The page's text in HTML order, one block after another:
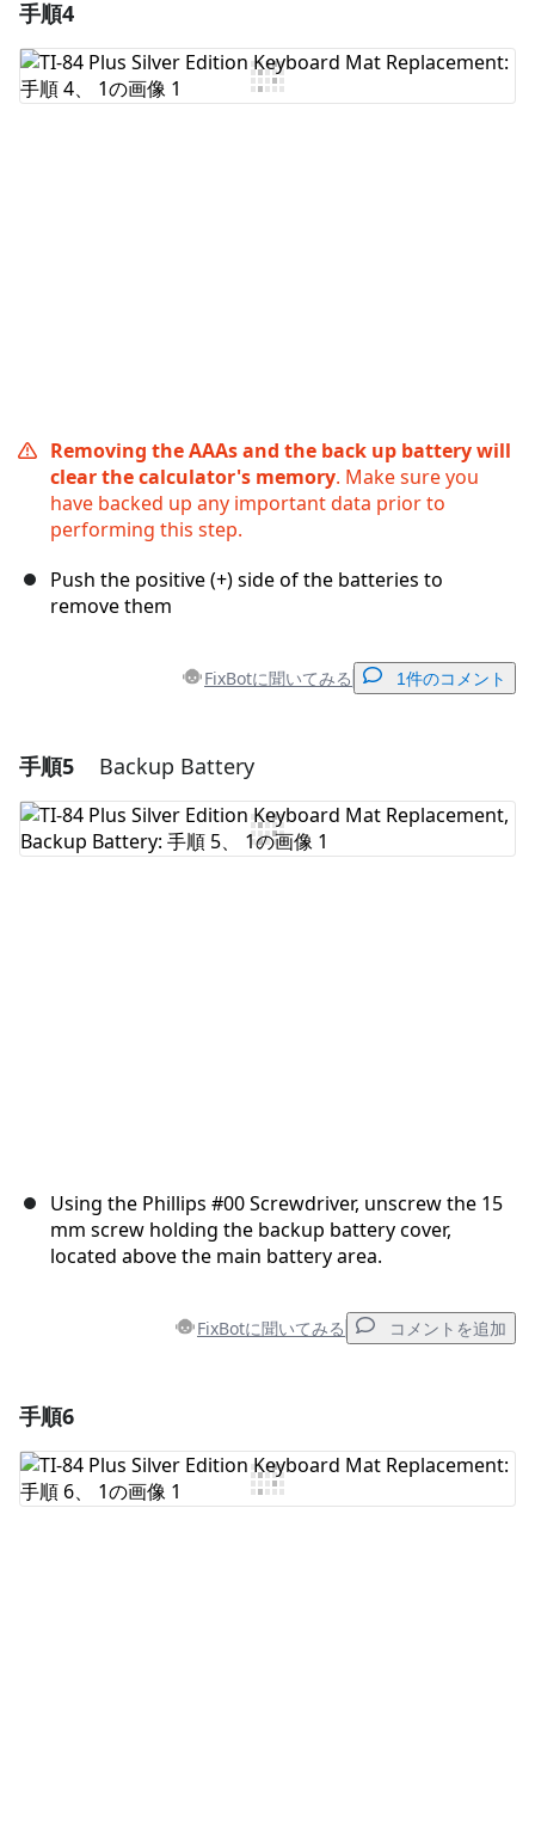
コメントを追加
手順4
Removing the AAAs and the back up battery will
clear the calculator's memory. Make sure you
have backed up any important data prior to
performing this step.
Push the positive (+) side of the batteries to
remove them
FixBotに聞いてみる 1件のコメント
コメントを追加
コメントを追加
手順5 Backup Battery
Using the Phillips #00 Screwdriver, unscrew the 15
mm screw holding the backup battery cover,
located above the main battery area.
FixBotに聞いてみる コメントを追加
コメントを追加
手順6